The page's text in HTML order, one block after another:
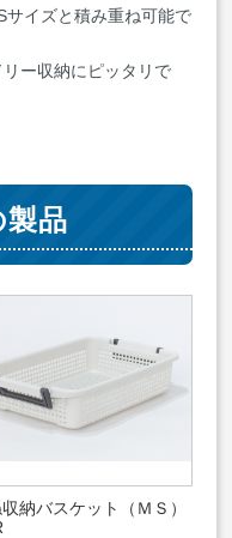
サイズと積み重ね可能で
ー収納にピッタリで
品
納バスケット（ＭＳ）